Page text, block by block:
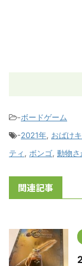
-ボードゲーム
-2021年, おばけ
ティ, ボンゴ, 動物さ
関連記事